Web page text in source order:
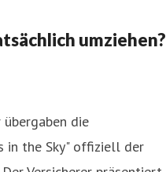
umziehen?
die
in the Sky" offiziell der